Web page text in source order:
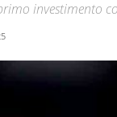
investimento